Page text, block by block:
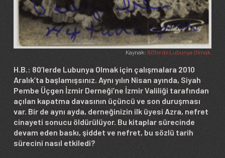
Kaynak: 80'lerde Lubunya Olmak
H.B.: 80’lerde Lubunya Olmak için çalışmalara 2010
Aralık’ta başlamışsınız. Aynı yılın Nisan ayında, Siyah
Pembe Üçgen İzmir Derneği’ne İzmir Valiliği tarafından
açılan kapatma davasının üçüncü ve son duruşması
var. Bir de aynı ayda, derneğinizin ilk üyesi Azra, nefret
cinayeti sonucu öldürülüyor. Bu kitaplar sürecinde
devam eden baskı, şiddet ve nefret, bu sözlü tarih
sürecini nasıl etkiledi?